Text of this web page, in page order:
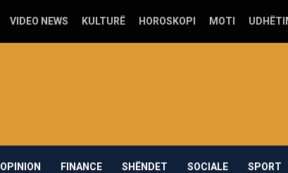
VIDEO NEWS KULTURË HOROSKOPI MOTI
OPINION FINANCE SHËNDET SOCIALE SPORT